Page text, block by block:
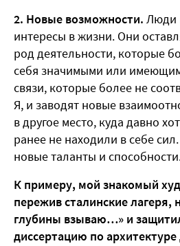
2. Новые возможности. Люди
интересы в жизни. Они
род деятельности, которые
себя значимыми или
связи, которые более не
Я, и заводят новые
в другое место, куда давно
ранее не находили в себе
новые таланты и
К примеру, мой знакомый
пережив сталинские лагеря,
глубины взываю…» и
диссертацию по